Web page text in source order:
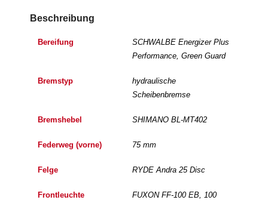
Beschreibung
Bereifung
SCHWALBE Energizer Plus
Performance, Green Guard
Bremstyp
hydraulische
Scheibenbremse
Bremshebel SHIMANO BL-MT402
Federweg (vorne) 75 mm
Felge RYDE Andra 25 Disc
Frontleuchte
FUXON FF-100 EB, 100